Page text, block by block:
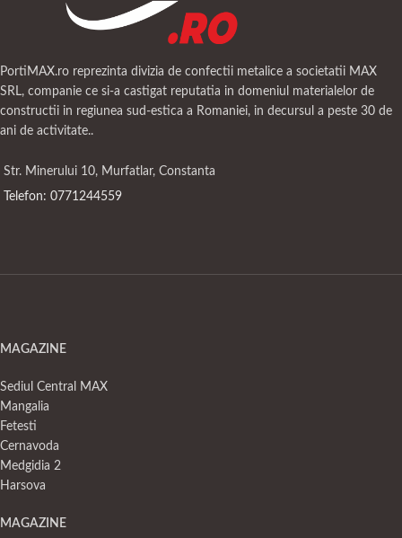
PortiMAX.ro reprezinta divizia de confectii metalice a societatii MAX
SRL, companie ce si-a castigat reputatia in domeniul materialelor de
constructii in regiunea sud-estica a Romaniei, in decursul a peste 30 de
ani de activitate..
Str. Minerului 10, Murfatlar, Constanta
Telefon: 0771244559
MAGAZINE
Sediul Central MAX
Mangalia
Fetesti
Cernavoda
Medgidia 2
Harsova
MAGAZINE